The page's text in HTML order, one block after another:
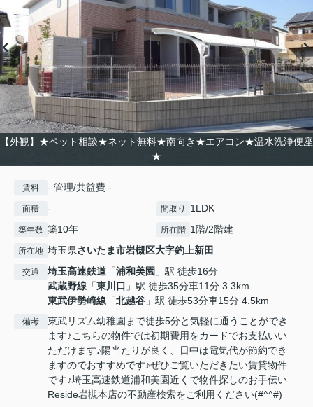
【外観】★ペット相談★ネット無料★南向き★エアコン★温水洗浄便座
★
賃料 - 管理/共益費 -
面積 - 間取り 1LDK
築年数 築10年 所在階 1階/2階建
所在地 埼玉県さいたま市岩槻区大字釣上新田
交通 埼玉高速鉄道 「浦和美園 」駅 徒歩16分
武蔵野線 「東川口 」駅 徒歩35分車11分 3.3km
東武伊勢崎線 「北越谷 」駅 徒歩53分車15分 4.5km
備考
東武リズム幼稚園まで徒歩5分と気軽に通うことができ
ます♪こちらの物件では初期費用をカードでお支払いい
ただけます♪陽当たりが良く、日中は電気代が節約でき
ますのでおすすめです♪ぜひご覧いただきたい賃貸物件
です♪埼玉高速鉄道浦和美園近くで物件探しのお手伝い
Reside岩槻本店の不動産検索をご利用ください(#^^#)